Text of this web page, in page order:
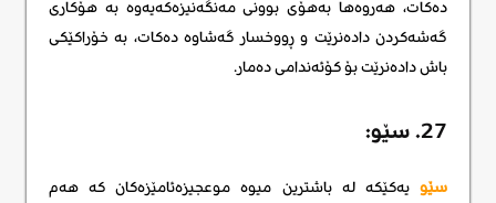
دەکات، هەروەها بەهۆی بوونی مەنگەنیزەکەیەوە بە هۆکاری
گەشەکردن دادەنرێت و ڕووخسار گەشاوە دەکات، بە خۆراکێکی
باش دادەنرێت بۆ کۆئەندامی دەمار.
27. سێو:
سێو یەکێکە لە باشترین میوە موعجیزەئامێزەکان کە هەم